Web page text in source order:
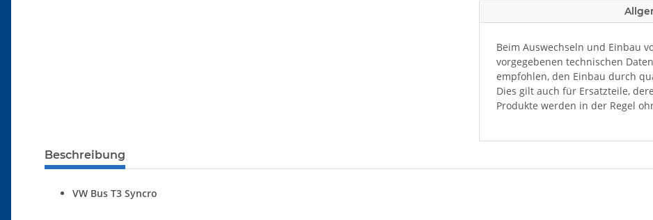
Beim Auswechseln und Einbau
vorgegebenen technischen
empfohlen, den Einbau durch
Dies gilt auch für Ersatzteile,
Produkte werden in der Regel
Beschreibung
VW Bus T3 Syncro